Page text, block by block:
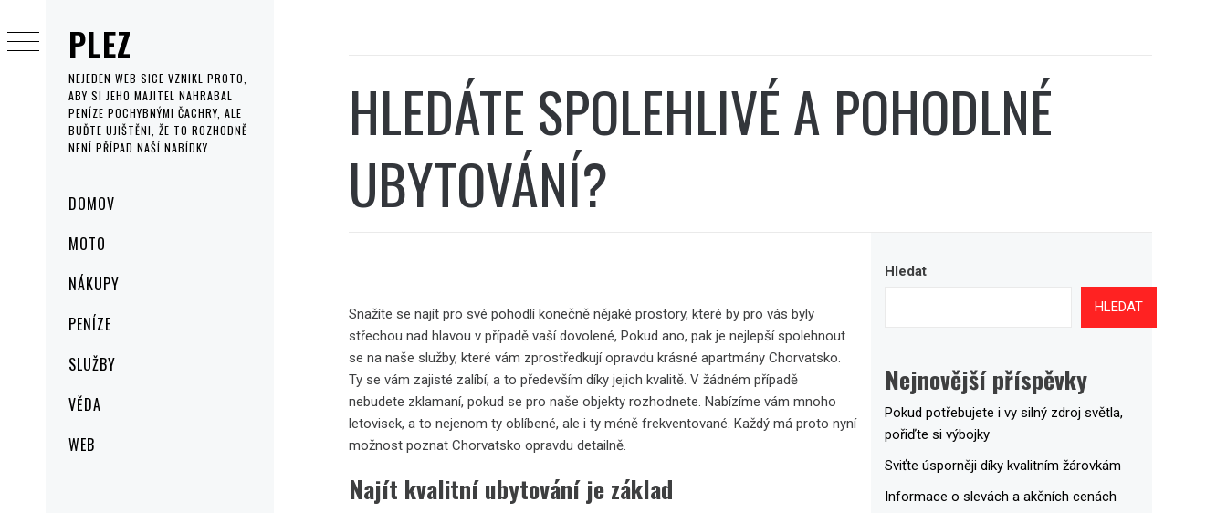
PLEZ
NEJEDEN WEB SICE VZNIKL PROTO,
ABY SI JEHO MAJITEL NAHRABAL
PENÍZE POCHYBNÝMI ČACHRY, ALE
BUĎTE UJIŠTĚNI, ŽE TO ROZHODNĚ
NENÍ PŘÍPAD NAŠÍ NABÍDKY.
MenuDOMOV
MOTO
NÁKUPY
PENÍZE
SLUŽBY
VĚDA
WEB
to
content
HLEDÁTE SPOLEHLIVÉ A POHODLNÉ
UBYTOVÁNÍ?
Snažíte se najít pro své pohodlí konečně nějaké prostory, které by pro vás byly
střechou nad hlavou v případě vaší dovolené, Pokud ano, pak je nejlepší spolehnout
se na naše služby, které vám zprostředkují opravdu krásnéapartmány Chorvatsko
Ty se vám zajisté zalíbí, a to především díky jejich kvalitě. V žádném případě
nebudete zklamaní, pokud se pro naše objekty rozhodnete. Nabízíme vám mnoho
letovisek, a to nejenom ty oblíbené, ale i ty méně frekventované. Každý má proto nyní
možnost poznat Chorvatsko opravdu detailně.
Najít kvalitní ubytování je základ
Hledat
HLEDAT
Nejnovější příspěvky
Pokud potřebujete i vy silný zdroj světla,
pořiďte si výbojky
Sviťte úsporněji díky kvalitním žárovkám
Informace o slevách a akčních cenách